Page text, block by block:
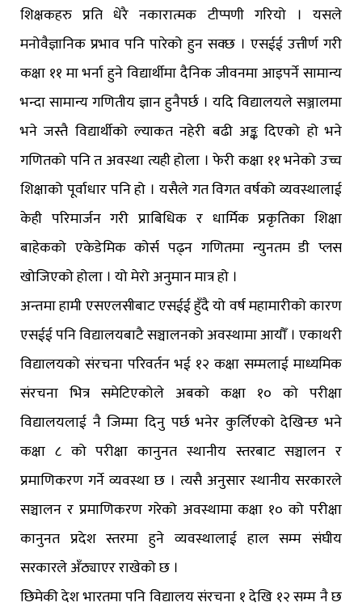
शिक्षकहरु प्रति धेरै नकारात्मक टीप्पणी गरियो । यसले
मनोवैज्ञानिक प्रभाव पनि पारेको हुन सक्छ । एसईई उत्तीर्ण गरी
कक्षा ११ मा भर्ना हुने विद्यार्थीमा दैनिक जीवनमा आइपर्ने सामान्य
भन्दा सामान्य गणितीय ज्ञान हुनैपर्छ । यदि विद्यालयले सञ्जालमा
भने जस्तै विद्यार्थीको ल्याकत नहेरी बढी अङ्क दिएको हो भने
गणितको पनि त अवस्था त्यही होला । फेरी कक्षा ११ भनेको उच्च
शिक्षाको पूर्वाधार पनि हो । यसैले गत विगत वर्षको व्यवस्थालाई
केही परिमार्जन गरी प्राबिधिक र धार्मिक प्रकृतिका शिक्षा
बाहेकको एकेडेमिक कोर्स पढ्न गणितमा न्युनतम डी प्लस
खोजिएको होला । यो मेरो अनुमान मात्र हो ।
अन्तमा हामी एसएलसीबाट एसईई हुँदै यो वर्ष महामारीको कारण
एसईई पनि विद्यालयबाटै सञ्चालनको अवस्थामा आयौँ । एकाथरी
विद्यालयको संरचना परिवर्तन भई १२ कक्षा सम्मलाई माध्यमिक
संरचना भित्र समेटिएकोले अबको कक्षा १० को परीक्षा
विद्यालयलाई नै जिम्मा दिनु पर्छ भनेर कुर्लिएको देखिन्छ भने
कक्षा ८ को परीक्षा कानुनत स्थानीय स्तरबाट सञ्चालन र
प्रमाणिकरण गर्ने व्यवस्था छ । त्यसै अनुसार स्थानीय सरकारले
सञ्चालन र प्रमाणिकरण गरेको अवस्थामा कक्षा १० को परीक्षा
कानुनत प्रदेश स्तरमा हुने व्यवस्थालाई हाल सम्म संघीय
सरकारले अँठ्याएर राखेको छ ।
छिमेकी देश भारतमा पनि विद्यालय संरचना १ देखि १२ सम्म नै छ